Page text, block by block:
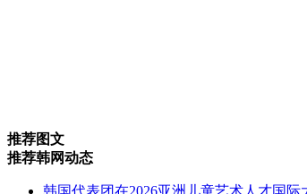
推荐图文
推荐韩网动态